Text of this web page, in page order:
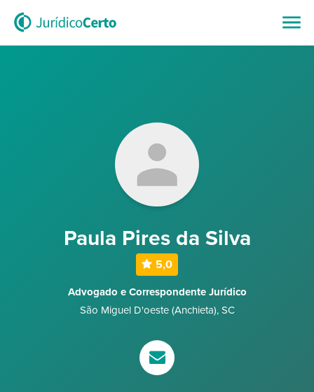
Paula Pires da Silva
5,0
Advogado e Correspondente Jurídico
São Miguel D'oeste (Anchieta), SC